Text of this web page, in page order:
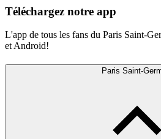
Téléchargez notre app
L'app de tous les fans du Paris Saint-
et Android!
Paris Saint-